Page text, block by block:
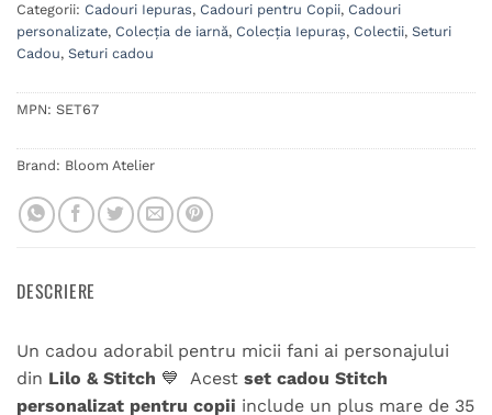
Categorii: Cadouri Iepuras, Cadouri pentru Copii, Cadouri
personalizate, Colecția de iarnă, Colecția Iepuraș, Colectii, Seturi
Cadou, Seturi cadou
MPN: SET67
Brand: Bloom Atelier
DESCRIERE
Un cadou adorabil pentru micii fani ai personajului
din Lilo & Stitch 💙 Acest set cadou Stitch
personalizat pentru copii include un plus mare de 35